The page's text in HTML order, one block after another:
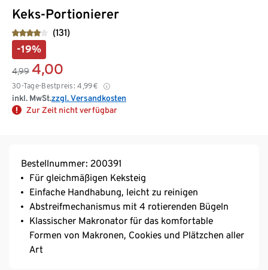
Keks-Portionierer
(131)
-19%
4,99 4,00
30-Tage-Bestpreis: 4,99€
inkl. MwSt.zzgl. Versandkosten
Zur Zeit nicht verfügbar
Bestellnummer: 200391
Für gleichmäßigen Keksteig
Einfache Handhabung, leicht zu reinigen
Abstreifmechanismus mit 4 rotierenden Bügeln
Klassischer Makronator für das komfortable
Formen von Makronen, Cookies und Plätzchen aller
Art